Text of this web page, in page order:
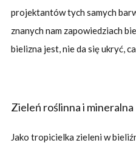
projektantów tych samych
znanych nam zapowiedziach
bielizna jest, nie da się ukryć,
Zieleń roślinna i mineralna
Jako tropicielka zieleni w